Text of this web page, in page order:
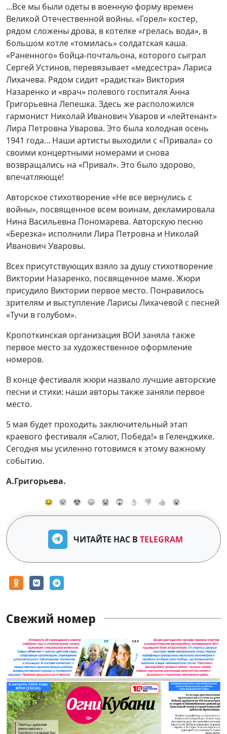
...Все мы были одеты в военную форму времен
Великой Отечественной войны. «Горел» костер,
рядом сложены дрова, в котелке «грелась вода», в
большом котле «томилась» солдатская каша.
«Раненного» бойца-почтальона, которого сыграл
Сергей Устинов, перевязывает «медсестра» Лариса
Лихачева. Рядом сидит «радистка» Виктория
Назаренко и «врач» полевого госпиталя Анна
Григорьевна Лепешка. Здесь же расположился
гармонист Николай Иванович Уваров и «лейтенант»
Лира Петровна Уварова. Это была холодная осень
1941 года... Наши артисты выходили с «Привала» со
своими концертными номерами и снова
возвращались на «Привал». Это было здорово,
впечатляюще!
Авторское стихотворение «Не все вернулись с
войны», посвященное всем воинам, декламировала
Нина Васильевна Пономарева. Авторскую песню
«Березка» исполнили Лира Петровна и Николай
Иванович Уваровы.
Всех присутствующих взяло за душу стихотворение
Виктории Назаренко, посвященное маме. Жюри
присудило Виктории первое место. Понравилось
зрителям и выступление Ларисы Лихачевой с песней
«Тучи в голубом».
Кропоткинская организация ВОИ заняла также
первое место за художест­венное оформление
номеров.
В конце фестиваля жюри назвало лучшие авторские
песни и стихи: наши авторы также заняли первое
место.
5 мая будет проходить заключительный этап
краевого фестиваля «Салют, Победа!» в Геленджике.
Сегодня мы усиленно готовимся к этому важному
событию.
А.Григорьева.
😂 😢 😍 😞 😭 😱 👌 👎 👍 😮
ЧИТАЙТЕ НАС ВTELEGRAM
Свежий номер